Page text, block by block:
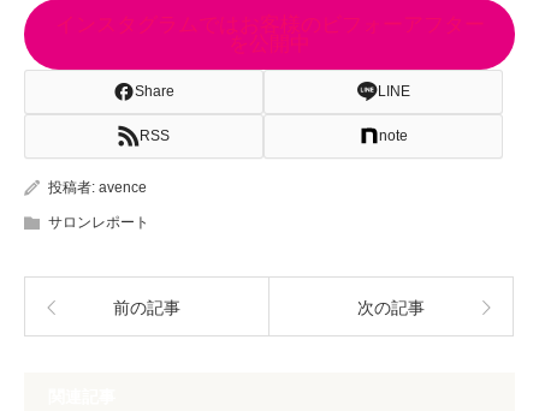
インスタグラムではお客様のビフォーアフター
を公開中
Share LINE
RSS note
投稿者: avence
サロンレポート
前の記事 次の記事